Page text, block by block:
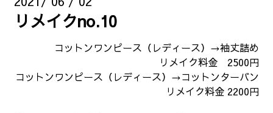
リメイクno.10
コットンワンピース（レディース）→袖丈詰め
リメイク料金 2500円
コットンワンピース（レディース）→コットンターバン
リメイク料金 2200円